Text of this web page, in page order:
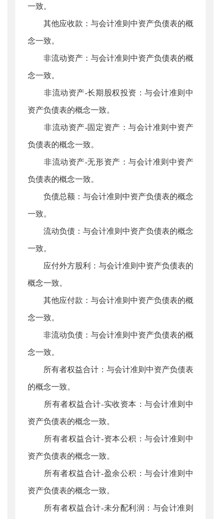
一致。
其他应收款：与会计准则中资产负债表的概
念一致。
非流动资产：与会计准则中资产负债表的概
念一致。
非流动资产-长期股权投资：与会计准则中
资产负债表的概念一致。
非流动资产-固定资产：与会计准则中资产
负债表的概念一致。
非流动资产-无形资产：与会计准则中资产
负债表的概念一致。
负债总额：与会计准则中资产负债表的概念
一致。
流动负债：与会计准则中资产负债表的概念
一致。
应付外方股利：与会计准则中资产负债表的
概念一致。
其他应付款：与会计准则中资产负债表的概
念一致。
非流动负债：与会计准则中资产负债表的概
念一致。
所有者权益合计：与会计准则中资产负债表
的概念一致。
所有者权益合计-实收资本：与会计准则中
资产负债表的概念一致。
所有者权益合计-资本公积：与会计准则中
资产负债表的概念一致。
所有者权益合计-盈余公积：与会计准则中
资产负债表的概念一致。
所有者权益合计-未分配利润：与会计准则